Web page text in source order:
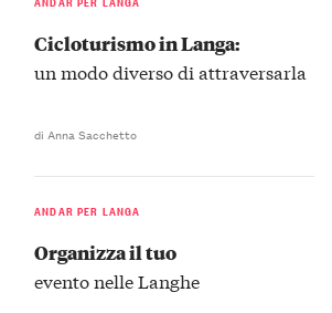
Cicloturismo in Langa:
un modo diverso di attraversarla
di Anna Sacchetto
ANDAR PER LANGA
Organizza il tuo
evento nelle Langhe